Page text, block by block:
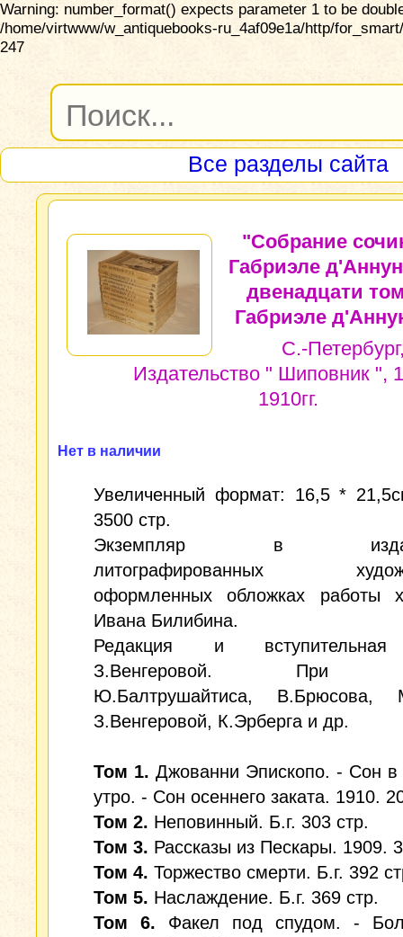
Warning: number_format() expects parameter 1 to be
/home/virtwww/w_antiquebooks-ru_4af09e1a/http/
247
Все разделы сайта
"Собрание
Габриэле
двенадцати
Габриэле
С.-
Издательство " Шиповник ",
1910гг.
Нет в наличии
Увеличенный формат: 16,5 *
3500 стр.
Экземпляр в
литографированных
оформленных обложках работы
Ивана Билибина.
Редакция и вступительная
З.Венгеровой. При
Ю.Балтрушайтиса, В.Брюсова,
З.Венгеровой, К.Эрберга и др.
Том 1. Джованни Эпископо. - Сон в
утро. - Сон осеннего заката. 1910.
Том 2. Неповинный. Б.г. 303 стр.
Том 3. Рассказы из Пескары. 1909.
Том 4. Торжество смерти. Б.г. 392
Том 5. Наслаждение. Б.г. 369 стр.
Том 6. Факел под спудом. -